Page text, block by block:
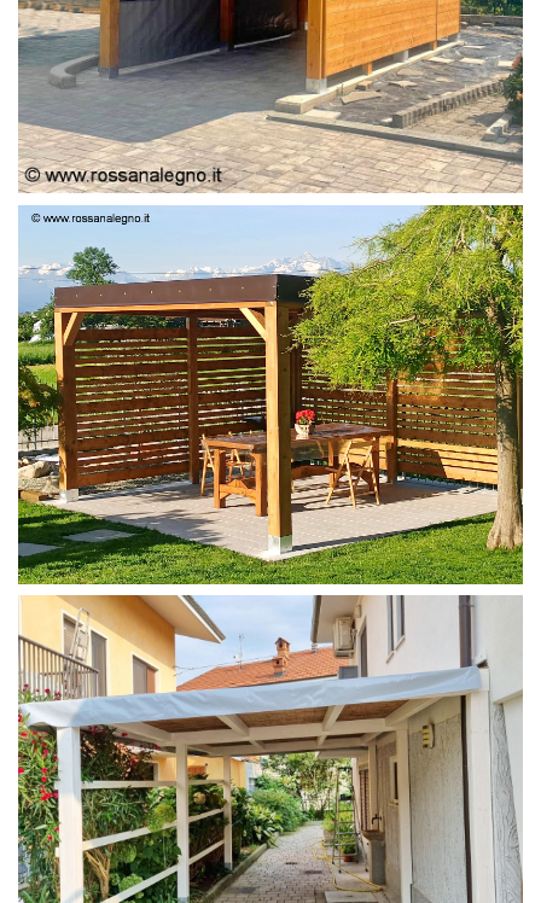
PERGOLA
PERGOLA 4X4